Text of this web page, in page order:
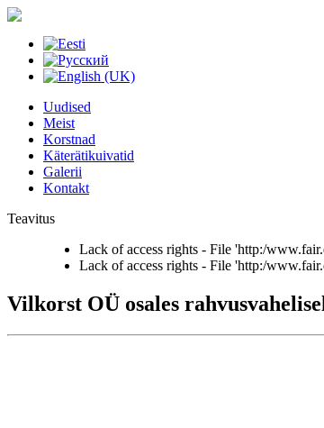
Uudised
Meist
Korstnad
Käterätikuivatid
Galerii
Kontakt
Teavitus
Lack of access rights - File 'http:/
Lack of access rights - File 'http:/
Vilkorst OÜ osales